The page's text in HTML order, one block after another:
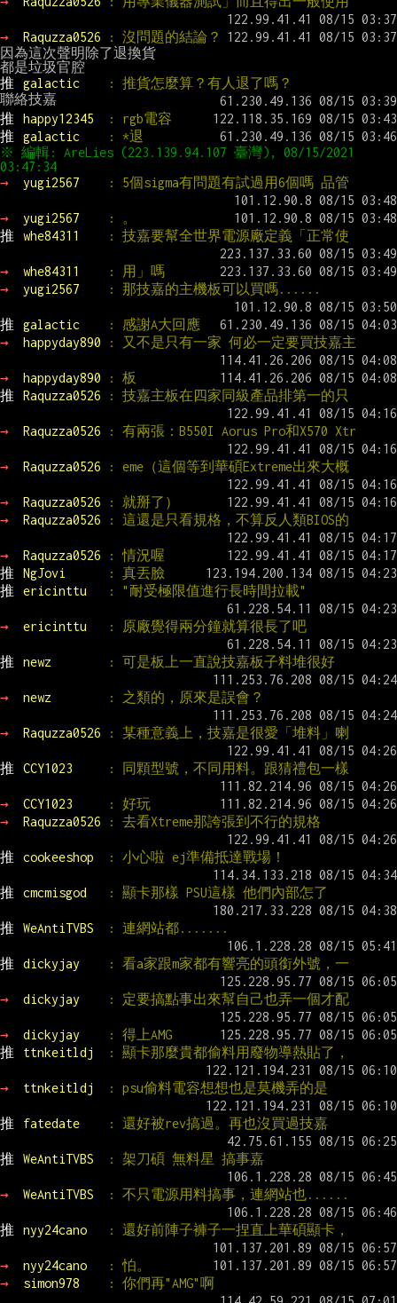
→ Raquzza0526
: 沒問題的結論？
因為這次聲明除了退換貨
推
galactic
: 推貨怎麼算？有人退了嗎？
推
happy12345
: rgb電容
推
galactic
: *退
※ 編輯: AreLies (223.139.94.107 臺灣), 08/15/2021
03:47:34
→
yugi2567 : 5個sigma有問題有試過用6個嗎 品管
→ yugi2567
: 。
推
whe84311 : 技嘉要幫全世界電源廠定義「正常使
→ whe84311
: 用」嗎
→
yugi2567 : 那技嘉的主機板可以買嗎......
推 galactic
: 感謝A大回應
→
happyday890 : 又不是只有一家 何必一定要買技嘉主
→ happyday890
: 板
推
Raquzza0526 : 技嘉主板在四家同級產品排第一的只
→ Raquzza0526 : 有兩張：B550I Aorus Pro和X570 Xtr
→ Raquzza0526 : eme（這個等到華碩Extreme出來大概
→ Raquzza0526
: 就掰了）
→
Raquzza0526 : 這還是只看規格，不算反人類BIOS的
→ Raquzza0526
: 情況喔
推
NgJovi
: 真丟臉
推
ericinttu : "耐受極限值進行長時間拉載"
→ ericinttu : 原廠覺得兩分鐘就算很長了吧
推 newz : 可是板上一直說技嘉板子料堆很好
→ newz : 之類的，原來是誤會？
→ Raquzza0526 : 某種意義上，技嘉是很愛「堆料」喇
推 CCY1023 : 同顆型號，不同用料。跟猜禮包一樣
→ CCY1023
: 好玩
→
Raquzza0526 : 去看Xtreme那誇張到不行的規格
推 cookeeshop : 小心啦 ej準備抵達戰場！
推 cmcmisgod : 顯卡那樣 PSU這樣 他們內部怎了
推 WeAntiTVBS : 連網站都.......
推 dickyjay : 看a家跟m家都有響亮的頭銜外號，一
→ dickyjay : 定要搞點事出來幫自己也弄一個才配
→ dickyjay
: 得上AMG
推
ttnkeitldj : 顯卡那麼貴都偷料用廢物導熱貼了，
→ ttnkeitldj : psu偷料電容想想也是莫機弄的是
推 fatedate : 還好被rev搞過。再也沒買過技嘉
推 WeAntiTVBS : 架刀碩 無料星 搞事嘉
→ WeAntiTVBS : 不只電源用料搞事，連網站也......
推 nyy24cano : 還好前陣子褲子一捏直上華碩顯卡，
→ nyy24cano
: 怕。
→
simon978 : 你們再"AMG"啊